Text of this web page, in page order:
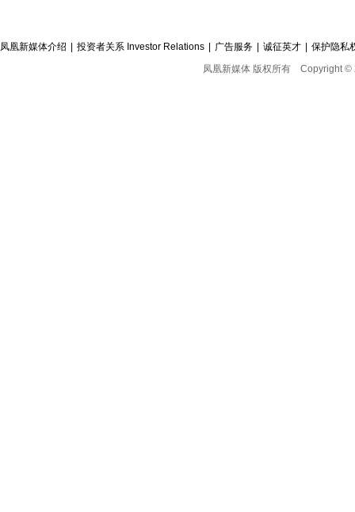
凤凰新媒体介绍 投资者关系 Investor Relations 广告服务 诚征英才
保护隐私
凤凰新媒体 版权所有 Copyright ©